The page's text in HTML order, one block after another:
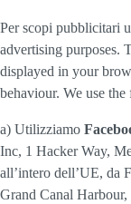
Per scopi pubblicitari
advertising purposes.
displayed in your
behaviour. We use
a) Utilizziamo
Inc, 1 Hacker Way,
all’intero dell’UE, da
Grand Canal